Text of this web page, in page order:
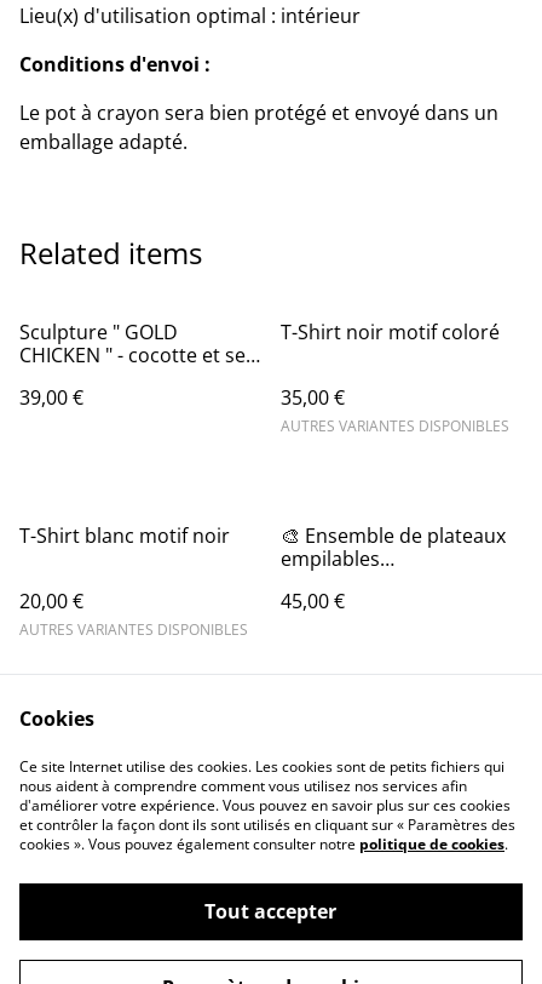
Lieu(x) d'utilisation optimal : intérieur
Conditions d'envoi :
Le pot à crayon sera bien protégé et envoyé dans un
emballage adapté.
Related items
Sculpture " GOLD
CHICKEN " - cocotte et ses
39,00 €
T-Shirt noir motif coloré
35,00 €
AUTRES VARIANTES DISPONIBLES
T-Shirt blanc motif noir
20,00 €
AUTRES VARIANTES DISPONIBLES
🎨 Ensemble de plateaux
empilables
45,00 €
Legal terms
Privacy policy
Cookies policy
Contact
©2026Ainakely
Cookies
Ce site Internet utilise des cookies. Les cookies sont de petits fichiers qui
nous aident à comprendre comment vous utilisez nos services afin
d'améliorer votre expérience. Vous pouvez en savoir plus sur ces cookies
et contrôler la façon dont ils sont utilisés en cliquant sur « Paramètres des
cookies ». Vous pouvez également consulter notre politique de cookies.
Tout accepter